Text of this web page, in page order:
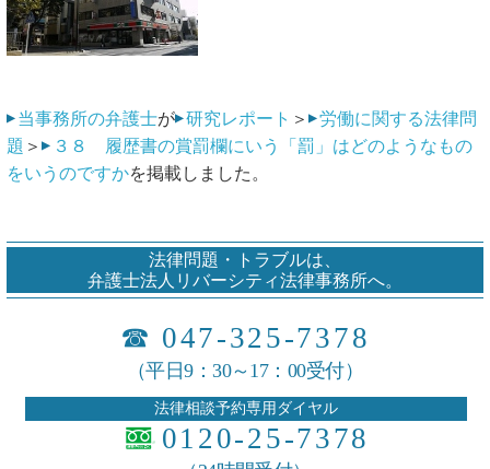
当事務所の弁護士が 研究レポート ＞
労働に関する法律問
題 ＞
３８ 履歴書の賞罰欄にいう「罰」はどのようなもの
をいうのですかを掲載しました。
法律問題・トラブルは、
弁護士法人リバーシティ法律事務所へ。
☎ 047-325-7378
（平日9：30～17：00受付）
法律相談予約専用ダイヤル
0120-25-7378